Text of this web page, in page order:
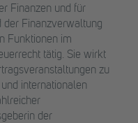
Finanzen und für
Finanzverwaltung
Funktionen im
tätig. Sie wirkt
zu
internationalen
der